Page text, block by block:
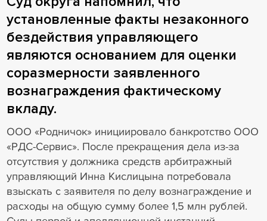
установленные факты незаконного
бездействия управляющего
являются основанием для оценки
соразмерности заявленного
вознаграждения фактическому
вкладу.
ООО «Родничок» инициировало банкротство ООО
«РДС-Сервис». После прекращения дела из-за
отсутствия у должника средств арбитражный
управляющий Инна Кислицына потребовала
взыскать с заявителя по делу вознаграждение и
расходы на общую сумму более 1,5 млн рублей.